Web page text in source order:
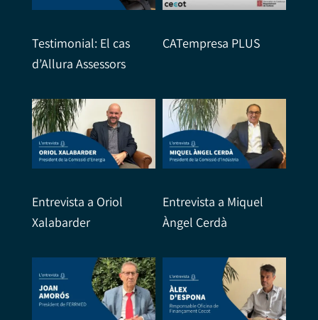
Testimonial: El cas
d’Allura Assessors
CATempresa PLUS
Entrevista a Oriol
Xalabarder
Entrevista a Miquel
Àngel Cerdà